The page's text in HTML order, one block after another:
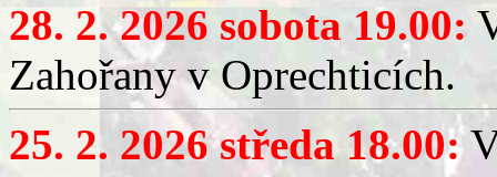
28. 2. 2026 sobota 19.00:
Zahořany v Oprechticích.
25. 2. 2026 středa 18.00: